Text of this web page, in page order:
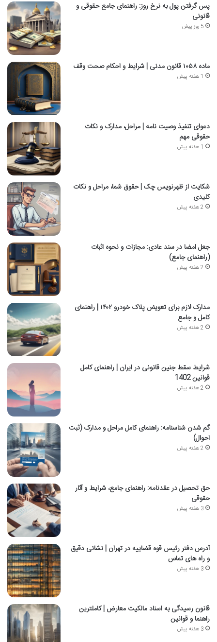
پس گرفتن پول به نرخ روز: راهنمای جامع حقوقی و
قانونی
5 روز پیش
ماده ۱۰۵۸ قانون مدنی | شرایط و احکام صحت وقف
1 هفته پیش
دعوای تنفیذ وصیت نامه | مراحل، مدارک و نکات
حقوقی مهم
1 هفته پیش
شکایت از ظهرنویس چک | حقوق شما، مراحل و نکات
کلیدی
2 هفته پیش
جعل امضا در سند عادی: مجازات و نحوه اثبات
(راهنمای جامع)
2 هفته پیش
مدارک لازم برای تعویض پلاک خودرو ۱۴۰۲ | راهنمای
کامل و جامع
2 هفته پیش
شرایط سقط جنین قانونی در ایران | راهنمای کامل
قوانین 1402
2 هفته پیش
گم شدن شناسنامه: راهنمای کامل مراحل و مدارک (ثبت
احوال)
2 هفته پیش
حق تحصیل در عقدنامه: راهنمای جامع، شرایط و آثار
حقوقی
3 هفته پیش
آدرس دفتر رئیس قوه قضاییه در تهران | نشانی دقیق
و راه های تماس
3 هفته پیش
قانون رسیدگی به اسناد مالکیت معارض | کاملترین
راهنما و قوانین
3 هفته پیش